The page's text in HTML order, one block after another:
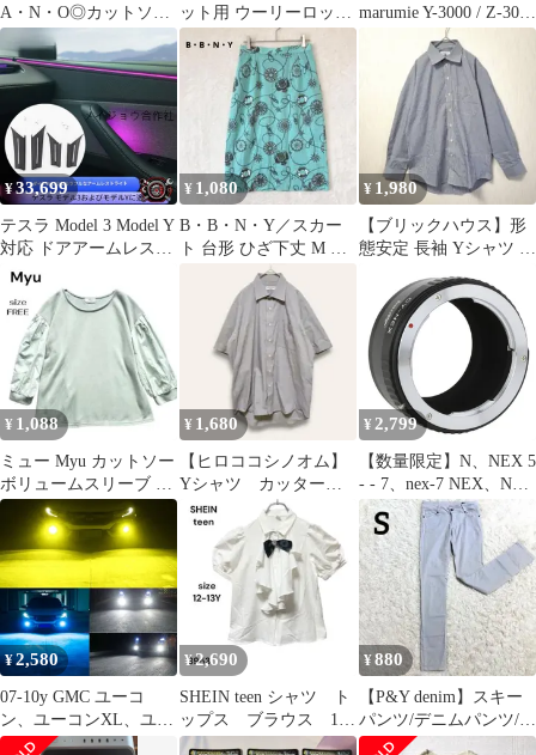
A・N・O◎カットソー
◎グレー系
ット用 ウーリーロック
ミシン糸 伸縮性 3000Y
巻き 2個セット たっぷ
marumie Y-3000 / Z-300
保護 フィルム OverLay
9H Brilliant for ユピテ
ル マルミエ Y-3000 Z-
300 高硬度 高光沢
¥33,699
テスラ Model 3 Model Y
対応 ドアアームレスト
ライト LED ABS製 車
内アクセントパーツ 無
加工取付
¥ 1,080
B・B・N・Y／スカー
ト 台形 ひざ下丈 M マ
リン柄 総柄 ミントグリ
¥ 1,980
【ブリックハウス】形
態安定 長袖 Yシャツ ス
M-84
¥ 1,088
ミュー Myu カットソー
ボリュームスリーブ ミ
ント グリーン フリー
¥ 1,680
【ヒロココシノオム】
Yシャツ カッターシ
ャツ 半袖 グレー
ピンストライプ 美品
¥ 2,799
【数量限定】N、NEX 5
- - 7、nex-7 NEX、NEX
N、- NEXなど、α c3、
NEX Sony・Eマウント
NEXカメラα CYマウン
トレンズに適用 - C/Y
f3、a6300 Yashica
a6000、a5000、a3500、
a3000
¥2,580
07-10y GMC ユーコ
ン、ユーコンXL、ユー
コンデナリ、ユーコン
¥2,690
SHEIN teen シャツ ト
ップス ブラウス 12-
13Y おしゃれ
¥880
【P&Y denim】スキー
パンツ/デニムパンツ/ス
リム/Sサイズ